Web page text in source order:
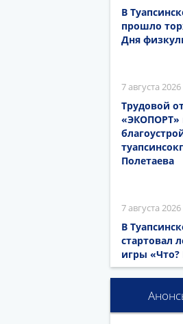
В
прошло
Дня
7 августа 2026
Трудовой
«ЭКОПОРТ»
Полетаева
7 августа 2026
В
стартовал
игры «Что?